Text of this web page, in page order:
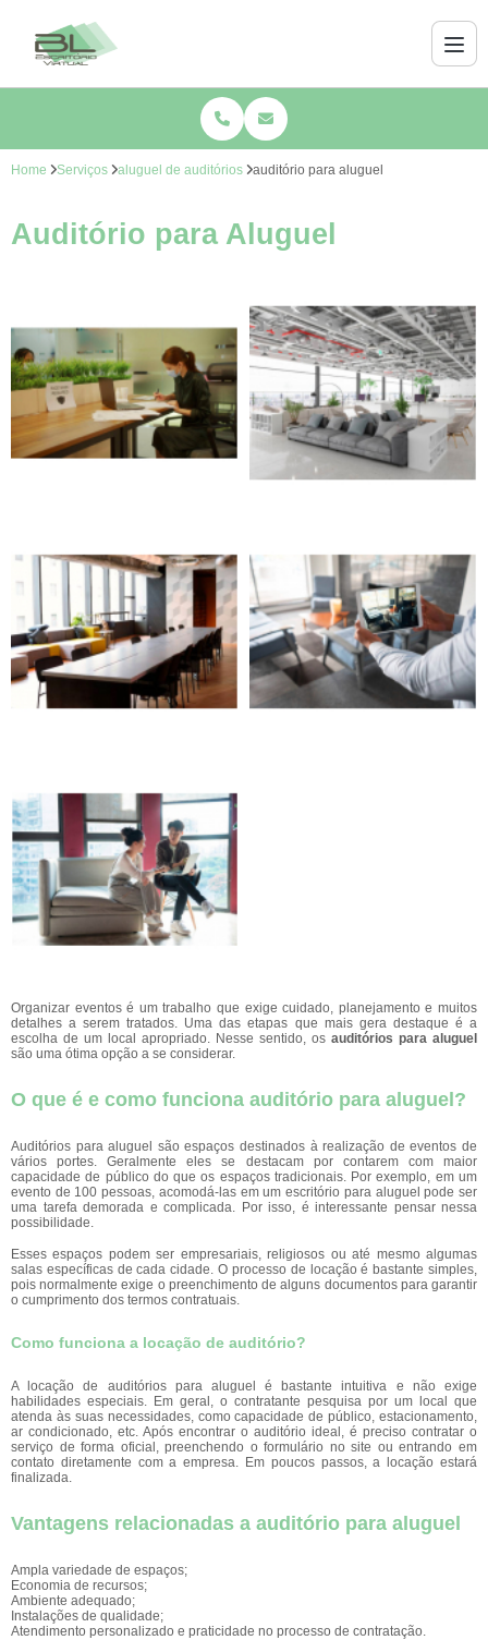
Home Serviços aluguel de auditórios auditório para aluguel
Auditório para Aluguel
Organizar eventos é um trabalho que exige cuidado, planejamento e muitos
detalhes a serem tratados. Uma das etapas que mais gera destaque é a
escolha de um local apropriado. Nesse sentido, os auditórios para aluguel
são uma ótima opção a se considerar.
O que é e como funciona auditório para aluguel?
Auditórios para aluguel são espaços destinados à realização de eventos de
vários portes. Geralmente eles se destacam por contarem com maior
capacidade de público do que os espaços tradicionais. Por exemplo, em um
evento de 100 pessoas, acomodá-las em um escritório para aluguel pode ser
uma tarefa demorada e complicada. Por isso, é interessante pensar nessa
possibilidade.
Esses espaços podem ser empresariais, religiosos ou até mesmo algumas
salas específicas de cada cidade. O processo de locação é bastante simples,
pois normalmente exige o preenchimento de alguns documentos para garantir
o cumprimento dos termos contratuais.
Como funciona a locação de auditório?
A locação de auditórios para aluguel é bastante intuitiva e não exige
habilidades especiais. Em geral, o contratante pesquisa por um local que
atenda às suas necessidades, como capacidade de público, estacionamento,
ar condicionado, etc. Após encontrar o auditório ideal, é preciso contratar o
serviço de forma oficial, preenchendo o formulário no site ou entrando em
contato diretamente com a empresa. Em poucos passos, a locação estará
finalizada.
Vantagens relacionadas a auditório para aluguel
Ampla variedade de espaços;
Economia de recursos;
Ambiente adequado;
Instalações de qualidade;
Atendimento personalizado e praticidade no processo de contratação.